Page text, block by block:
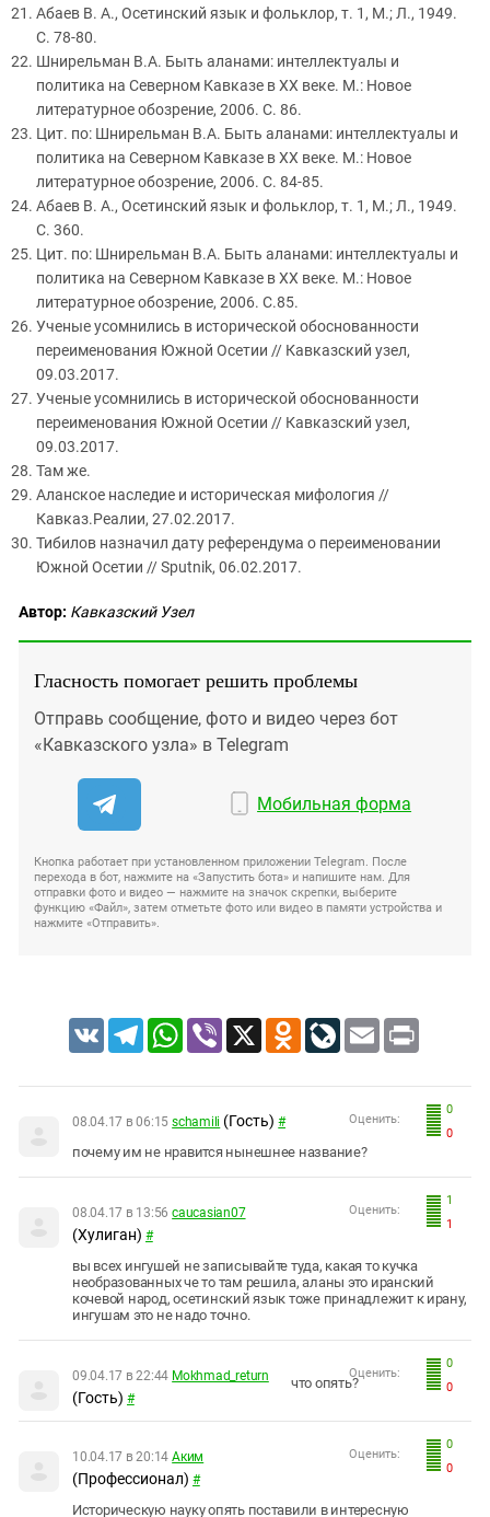
Абаев В. А., Осетинский язык и фольклор, т. 1, М.; Л., 1949.
С. 78-80.
Шнирельман В.А. Быть аланами: интеллектуалы и
политика на Северном Кавказе в ХХ веке. М.: Новое
литературное обозрение, 2006. С. 86.
Цит. по: Шнирельман В.А. Быть аланами: интеллектуалы и
политика на Северном Кавказе в ХХ веке. М.: Новое
литературное обозрение, 2006. С. 84-85.
Абаев В. А., Осетинский язык и фольклор, т. 1, М.; Л., 1949.
С. 360.
Цит. по: Шнирельман В.А. Быть аланами: интеллектуалы и
политика на Северном Кавказе в ХХ веке. М.: Новое
литературное обозрение, 2006. С.85.
Ученые усомнились в исторической обоснованности
переименования Южной Осетии // Кавказский узел,
09.03.2017.
Ученые усомнились в исторической обоснованности
переименования Южной Осетии // Кавказский узел,
09.03.2017.
Там же.
Аланское наследие и историческая мифология //
Кавказ.Реалии, 27.02.2017.
Тибилов назначил дату референдума о переименовании
Южной Осетии // Sputnik, 06.02.2017.
Автор: Кавказский Узел
Гласность помогает решить проблемы
Отправь сообщение, фото и видео через бот
«Кавказского узла» в Telegram
Мобильная форма
Кнопка работает при установленном приложении Telegram. После
перехода в бот, нажмите на «Запустить бота» и напишите нам. Для
отправки фото и видео — нажмите на значок скрепки, выберите
функцию «Файл», затем отметьте фото или видео в памяти устройства и
нажмите «Отправить».
VK TelegramWhatsApp
Viber X Odnoklassniki
LiveJournal
Email Print
0
0
Оценить:
08.04.17 в 06:15 schamili (Гость) #
почему им не нравится нынешнее название?
1
1
Оценить:
08.04.17 в 13:56 caucasian07
(Хулиган) #
вы всех ингушей не записывайте туда, какая то кучка
необразованных че то там решила, аланы это иранский
кочевой народ, осетинский язык тоже принадлежит к ирану,
ингушам это не надо точно.
0
0
Оценить:
09.04.17 в 22:44 Mokhmad_return
(Гость) #
что опять?
0
0
Оценить:
10.04.17 в 20:14 Аким
(Профессионал) #
Историческую науку опять поставили в интересную